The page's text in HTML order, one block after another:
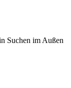
Suchen im Außen